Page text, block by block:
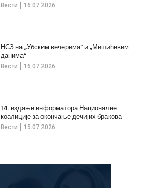
Вести 16.07.2026.
Вести 16.07.2026.
НСЗ на „Убским вечерима“ и „Мишићевим
данима“
Вести 15.07.2026.
14. издање информатора Националне
коалиције за окончање дечијих бракова